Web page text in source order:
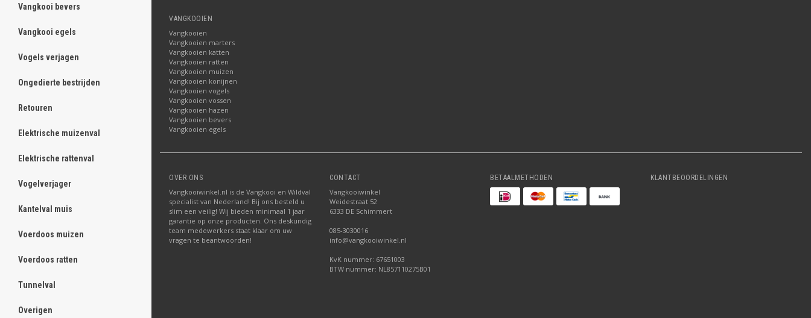
Vangkooi bevers
Vangkooi egels
Vogels verjagen
Ongedierte bestrijden
Retouren
Elektrische muizenval
Elektrische rattenval
Vogelverjager
Kantelval muis
Voerdoos muizen
Voerdoos ratten
Tunnelval
Overigen
ghost
ghost
ghost
ghost
ghost
ghost
ghost
ghost
ghost
ghost
ghost
ghost
ghost
VANGKOOIEN
Vangkooien
Vangkooien marters
Vangkooien katten
Vangkooien ratten
Vangkooien muizen
Vangkooien konijnen
Vangkooien vogels
Vangkooien vossen
Vangkooien hazen
Vangkooien bevers
Vangkooien egels
OVER ONS
Vangkooiwinkel.nl is de Vangkooi en Wildval
specialist van Nederland! Bij ons besteld u
slim een veilig! Wij bieden minimaal 1 jaar
garantie op onze producten. Ons deskundig
team medewerkers staat klaar om uw
vragen te beantwoorden!
CONTACT
Vangkooiwinkel
Weidestraat 52
6333 DE Schimmert
085-3030016
info@vangkooiwinkel.nl
KvK nummer: 67651003
BTW nummer: NL857110275B01
BETAALMETHODEN KLANTBEOORDELINGEN